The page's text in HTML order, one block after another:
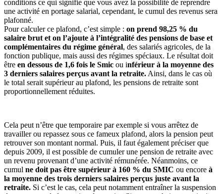
conditions ce qui signifie que vous avez la possibilité de reprendre
une activité en portage salarial, cependant, le cumul des revenus sera
plafonné.
Pour calculer ce plafond, c’est simple : on prend 98,25 % du
salaire brut et on l’ajoute à l’intégralité des pensions de base et
complémentaires du régime général, des salariés agricoles, de la
fonction publique, mais aussi des régimes spéciaux. Le résultat doit
être en dessous de 1,6 fois le Smic ou inférieur à la moyenne des
3 derniers salaires perçus avant la retraite. Ainsi, dans le cas où
le total serait supérieur au plafond, les pensions de retraite sont
proportionnellement réduites.
Cela peut n’être que temporaire par exemple si vous arrêtez de
travailler ou repassez sous ce fameux plafond, alors la pension peut
retrouver son montant normal. Puis, il faut également préciser que
depuis 2009, il est possible de cumuler une pension de retraite avec
un revenu provenant d’une activité rémunérée. Néanmoins, ce
cumul ne doit pas être supérieur à 160 % du SMIC ou encore à
la moyenne des trois derniers salaires perçus juste avant la
retraite. Si c’est le cas, cela peut notamment entraîner la suspension